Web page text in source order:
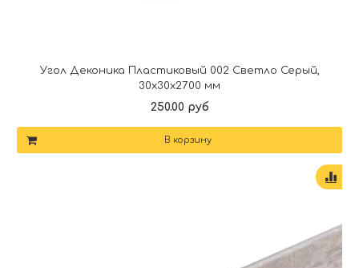
Угол Деконика Пластиковый 002 Светло Серый,
30х30х2700 мм
250.00 руб
В корзину